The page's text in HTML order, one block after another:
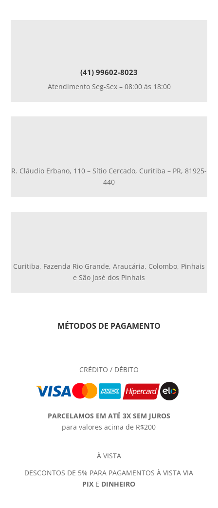
(41) 99602-8023
Atendimento Seg-Sex – 08:00 às 18:00
R. Cláudio Erbano, 110 – Sítio Cercado, Curitiba – PR, 81925-
440
Curitiba, Fazenda Rio Grande, Araucária, Colombo, Pinhais
e São José dos Pinhais
MÉTODOS DE PAGAMENTO
CRÉDITO / DÉBITO
PARCELAMOS EM ATÉ 3X SEM JUROS
para valores acima de R$200
À VISTA
DESCONTOS DE 5% PARA PAGAMENTOS À VISTA VIA
PIX E DINHEIRO